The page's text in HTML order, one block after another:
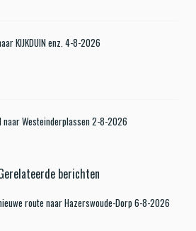
KIJKDUIN enz. 4-8-2026
naar Westeinderplassen 2-8-2026
berichten
route naar Hazerswoude-Dorp 6-8-2026